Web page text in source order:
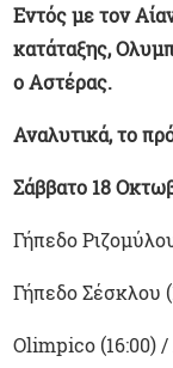
Εντός με τον
κατάταξης,
ο Αστέρας.
Αναλυτικά, το
Σάββατο 18
Γήπεδο
Γήπεδο Σέσκλου
Olimpico (16:00) /